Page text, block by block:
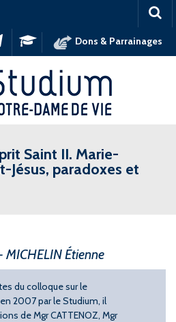
Dons & Parrainages
Saint II. Marie-
Jésus, paradoxes et
MICHELIN Étienne
du colloque sur le
2007 par le Studium, il
de Mgr CATTENOZ, Mgr